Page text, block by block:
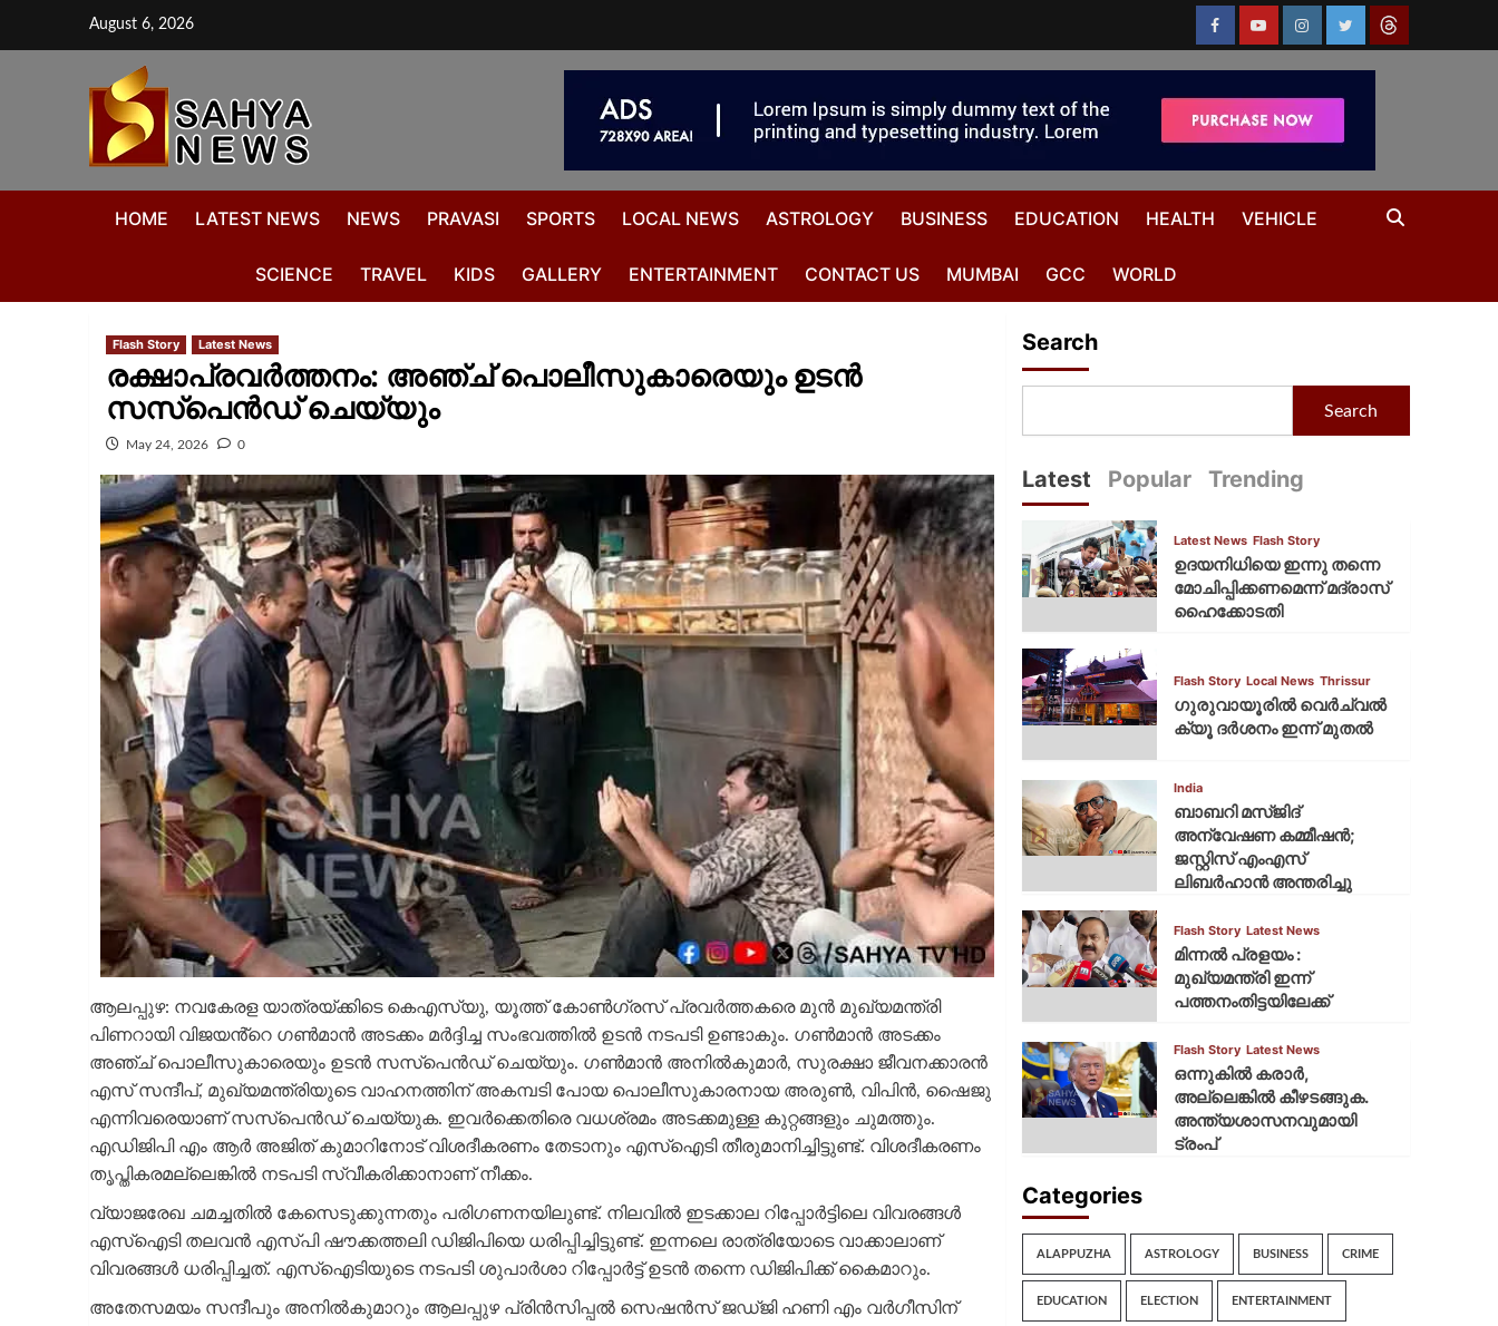
August 6, 2026
HOME LATEST NEWS NEWS PRAVASI SPORTS LOCAL NEWS ASTROLOGY BUSINESS EDUCATION HEALTH VEHICLE
SCIENCE TRAVEL KIDS GALLERY ENTERTAINMENT CONTACT US MUMBAI GCC WORLD
Flash Story Latest News
രക്ഷാപ്രവര്‍ത്തനം: അഞ്ച് പൊലീസുകാരെയും ഉടന്‍
സസ്‌പെന്‍ഡ് ചെയ്യും
May 24, 2026 0
ആലപ്പുഴ: നവകേരള യാത്രയ്ക്കിടെ കെഎസ്‌യു, യൂത്ത് കോണ്‍ഗ്രസ് പ്രവർത്തകരെ മുൻ മുഖ്യമന്ത്രി
പിണറായി വിജയൻ്റെ ഗൺമാൻ അടക്കം മർദ്ദിച്ച സംഭവത്തിൽ ഉടൻ നടപടി ഉണ്ടാകും. ഗൺമാൻ അടക്കം
അഞ്ച് പൊലീസുകാരെയും ഉടൻ സസ്പെൻഡ് ചെയ്യും. ഗണ്‍മാന്‍ അനില്‍കുമാര്‍, സുരക്ഷാ ജീവനക്കാരന്‍
എസ് സന്ദീപ്, മുഖ്യമന്ത്രിയുടെ വാഹനത്തിന് അകമ്പടി പോയ പൊലീസുകാരനായ അരുണ്‍, വിപിന്‍, ഷൈജു
എന്നിവരെയാണ് സസ്‌പെന്‍ഡ് ചെയ്യുക. ഇവര്‍ക്കെതിരെ വധശ്രമം അടക്കമുള്ള കുറ്റങ്ങളും ചുമത്തും.
എഡിജിപി എം ആര്‍ അജിത് കുമാറിനോട് വിശദീകരണം തേടാനും എസ്‌ഐടി തീരുമാനിച്ചിട്ടുണ്ട്. വിശദീകരണം
തൃപ്തികരമല്ലെങ്കില്‍ നടപടി സ്വീകരിക്കാനാണ് നീക്കം.
വ്യാജരേഖ ചമച്ചതില്‍ കേസെടുക്കുന്നതും പരിഗണനയിലുണ്ട്. നിലവില്‍ ഇടക്കാല റിപ്പോര്‍ട്ടിലെ വിവരങ്ങള്‍
എസ്‌ഐടി തലവന്‍ എസ്പി ഷൗക്കത്തലി ഡിജിപിയെ ധരിപ്പിച്ചിട്ടുണ്ട്. ഇന്നലെ രാത്രിയോടെ വാക്കാലാണ്
വിവരങ്ങള്‍ ധരിപ്പിച്ചത്. എസ്‌ഐടിയുടെ നടപടി ശുപാര്‍ശാ റിപ്പോര്‍ട്ട് ഉടന്‍ തന്നെ ഡിജിപിക്ക് കൈമാറും.
അതേസമയം സന്ദീപും അനില്‍കുമാറും ആലപ്പുഴ പ്രിന്‍സിപ്പല്‍ സെഷന്‍സ് ജഡ്ജി ഹണി എം വര്‍ഗീസിന്
Search
Search
Latest Popular Trending
Latest News Flash Story
ഉദയനിധിയെ ഇന്നു തന്നെ
മോചിപ്പിക്കണമെന്ന് മദ്രാസ്
ഹൈക്കോടതി
Flash Story Local News Thrissur
ഗുരുവായൂരില്‍ വെര്‍ച്വല്‍
ക്യൂ ദര്‍ശനം ഇന്ന് മുതല്‍
India
ബാബറി മസ്ജിദ്
അന്വേഷണ കമ്മീഷന്‍;
ജസ്റ്റിസ് എംഎസ്
ലിബര്‍ഹാന്‍ അന്തരിച്ചു
Flash Story Latest News
മിന്നല്‍ പ്രളയം :
മുഖ്യമന്ത്രി ഇന്ന്
പത്തനംതിട്ടയിലേക്ക്
Flash Story Latest News
ഒന്നുകില്‍ കരാര്‍,
അല്ലെങ്കില്‍ കീഴടങ്ങുക.
അന്ത്യശാസനവുമായി
ട്രംപ്
Categories
ALAPPUZHA ASTROLOGY BUSINESS CRIME
EDUCATION ELECTION ENTERTAINMENT